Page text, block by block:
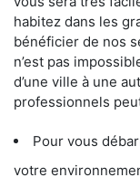
habitez dans les
bénéficier de nos
n’est pas
d’une ville à une
professionnels
Pour vous
votre